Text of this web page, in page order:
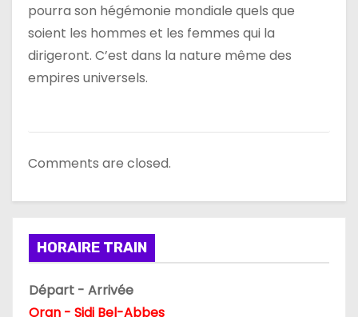
pourra son hégémonie mondiale quels que
soient les hommes et les femmes qui la
dirigeront. C’est dans la nature même des
empires universels.
Comments are closed.
HORAIRE TRAIN
Départ - Arrivée
Oran - Sidi Bel-Abbes